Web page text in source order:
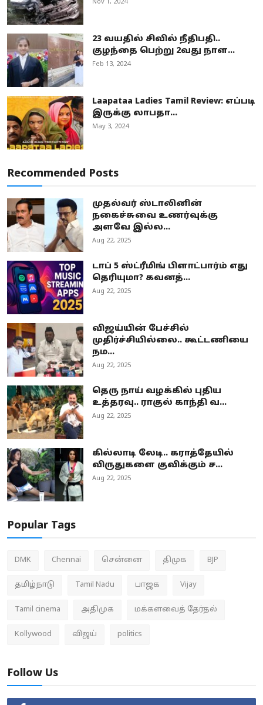
23 வயதில் சிவில் நீதிபதி..
குழந்தை பெற்று 2வது நாள...
Feb 13, 2024
Laapataa Ladies Tamil Review: எப்படி
இருக்கு லாபதா...
May 3, 2024
Recommended Posts
முதல்வர் ஸ்டாலினின்
நகைச்சுவை உணர்வுக்கு
அளவே இல்ல...
Aug 22, 2025
டாப் 5 ஸ்ட்ரீமிங் பிளாட்பார்ம் எது
தெரியுமா? கவனத்...
Aug 22, 2025
விஜய்யின் பேச்சில்
முதிர்ச்சியில்லை.. கூட்டணியை
நம...
Aug 22, 2025
தெரு நாய் வழக்கில் புதிய
உத்தரவு.. ராகுல் காந்தி வ...
Aug 22, 2025
கில்லாடி லேடி.. கராத்தேயில்
விருதுகளை குவிக்கும் ச...
Aug 22, 2025
Popular Tags
DMK Chennai சென்னை திமுக BJP
தமிழ்நாடு Tamil Nadu பாஜக Vijay
Tamil cinema அதிமுக மக்களவைத் தேர்தல்
Kollywood விஜய் politics
Follow Us